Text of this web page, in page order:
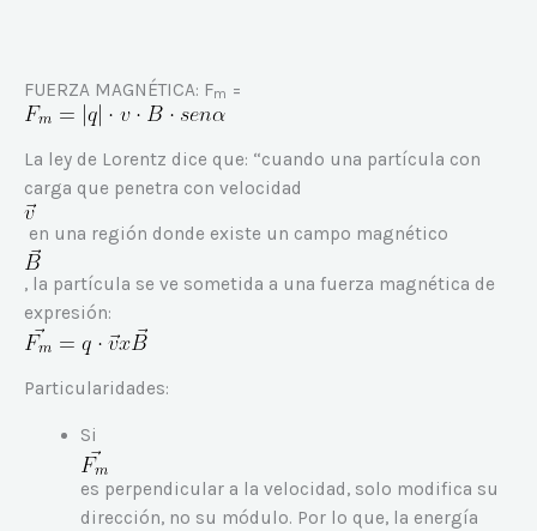
FUERZA MAGNÉTICA: Fm =
La ley de Lorentz dice que: “cuando una partícula con
carga que penetra con velocidad
en una región donde existe un campo magnético
, la partícula se ve sometida a una fuerza magnética de
expresión:
Particularidades:
Si
es perpendicular a la velocidad, solo modifica su
dirección, no su módulo. Por lo que, la energía